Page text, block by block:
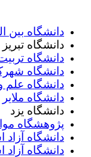
دانشگاه بین
دانشگاه تبریز
دانشگاه
دانشگاه
دانشگاه علم
دانشگاه ملایر
دانشگاه یزد
پژوهشگاه
دانشگاه
دانشگاه